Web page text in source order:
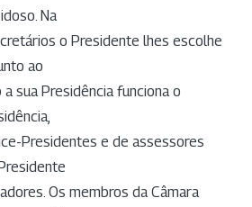
Na
o Presidente lhes escolhe
ao
sua Presidência funciona o
Presidentes e de assessores
Os membros da Câmara